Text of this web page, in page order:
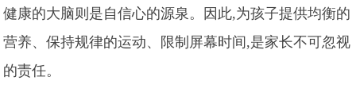
健康的大脑则是自信心的源泉。因此,为孩子提供均衡的
营养、保持规律的运动、限制屏幕时间,是家长不可忽视
的责任。